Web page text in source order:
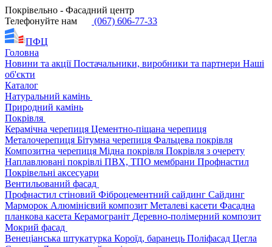
Покрівельно - Фасадний центр
Телефонуйте нам
(067) 606-77-33
ПФЦ
Головна
Новини та акціїПостачальники, виробники та партнери Наші
об'єкти
Каталог
Натуральний камінь
Природний камінь
Покрівля
Керамічна черепиця Цементно-піщана черепиця
Металочерепиця Бітумна черепиця Фальцева покрівля
Композитна черепиця Мідна покрівля Покрівля з очерету
Наплавлювані покрівлі ПВХ, ТПО мембрани Профнастил
Покрівельні аксесуари
Вентильований фасад
Профнастил стіновий Фіброцементний сайдинг Сайдинг
Марморок Алюмінієвий композит Металеві касети Фасадна
планкова касета Керамограніт Деревно-полімерний композит
Мокрий фасад
Венеціанська штукатурка Короїд, баранець Поліфасад Цегла